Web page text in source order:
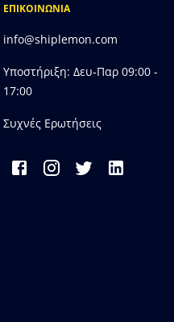
ΕΠΙΚΟΙΝΩΝΙΑ
info@shiplemon.com
Υποστήριξη: Δευ-Παρ 09:00 -
17:00
Συχνές Ερωτήσεις